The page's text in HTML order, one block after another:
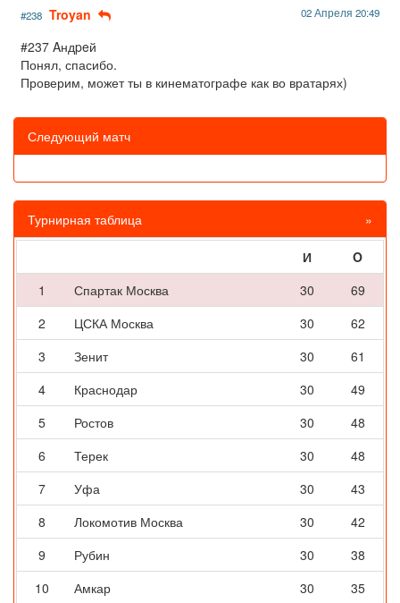
#238 Troyan 02 Апреля 20:49
#237 Aндpeй
Понял, спасибо.
Проверим, может ты в кинематографе как во вратарях)
Следующий матч
Турнирная таблица »
И
O
1
Спартак Москва 30
69
2
ЦСКА Москва 30
62
3
Зенит 30
61
4
Краснодар 30
49
5
Ростов 30
48
6
Терек 30
48
7
Уфа 30
43
8
Локомотив Москва 30
42
9
Рубин 30
38
10
Амкар 30
35